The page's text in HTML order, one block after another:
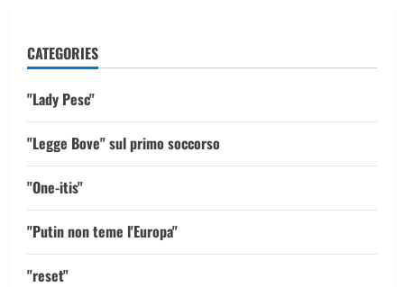
CATEGORIES
"Lady Pesc"
"Legge Bove" sul primo soccorso
"One-itis"
"Putin non teme l'Europa"
"reset"